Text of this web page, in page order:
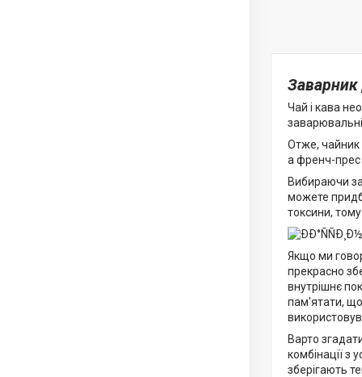
Заварник
Чай і кава
Отже, чайник
а френч-прес
Вибираючи
можете
токсини,
Якщо ми
прекрасно
внутрішнє
пам'ятати, що
Варто
комбінації з
зберігають